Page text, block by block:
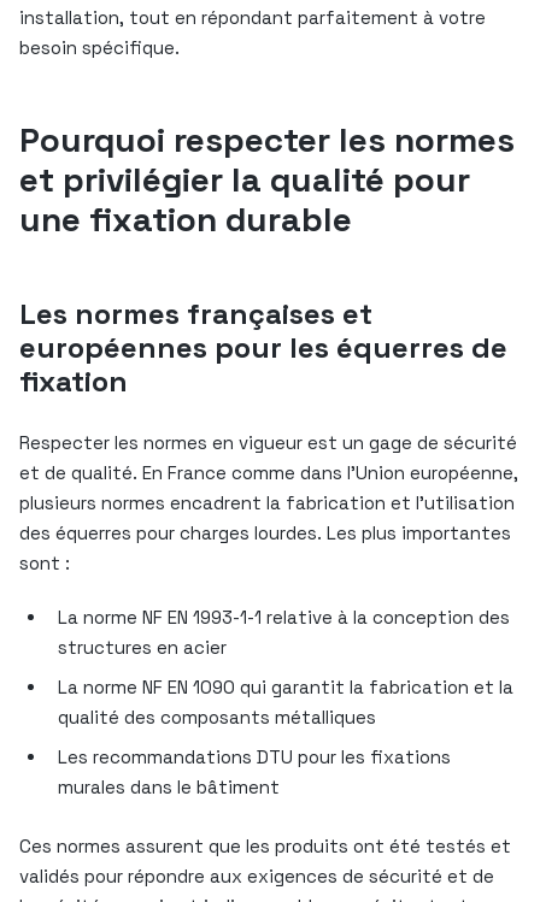
installation, tout en répondant parfaitement à votre
besoin spécifique.
Pourquoi respecter les normes
et privilégier la qualité pour
une fixation durable
Les normes françaises et
européennes pour les équerres de
fixation
Respecter les normes en vigueur est un gage de sécurité
et de qualité. En France comme dans l’Union européenne,
plusieurs normes encadrent la fabrication et l’utilisation
des équerres pour charges lourdes. Les plus importantes
sont :
La norme NF EN 1993-1-1 relative à la conception des
structures en acier
La norme NF EN 1090 qui garantit la fabrication et la
qualité des composants métalliques
Les recommandations DTU pour les fixations
murales dans le bâtiment
Ces normes assurent que les produits ont été testés et
validés pour répondre aux exigences de sécurité et de